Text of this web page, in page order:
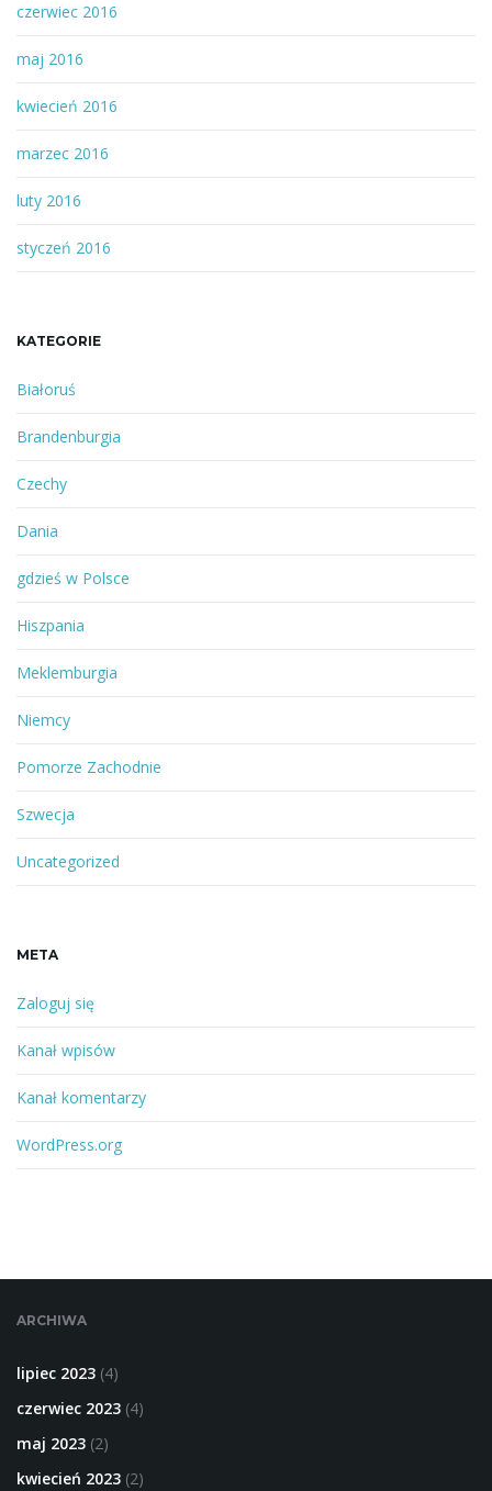
czerwiec 2016
maj 2016
kwiecień 2016
marzec 2016
luty 2016
styczeń 2016
KATEGORIE
Białoruś
Brandenburgia
Czechy
Dania
gdzieś w Polsce
Hiszpania
Meklemburgia
Niemcy
Pomorze Zachodnie
Szwecja
Uncategorized
META
Zaloguj się
Kanał wpisów
Kanał komentarzy
WordPress.org
ARCHIWA
lipiec 2023 (4)
czerwiec 2023 (4)
maj 2023 (2)
kwiecień 2023 (2)